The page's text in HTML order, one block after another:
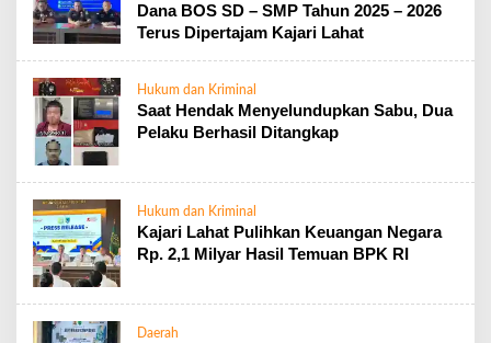
Dana BOS SD – SMP Tahun 2025 – 2026
Terus Dipertajam Kajari Lahat
Hukum dan Kriminal
Saat Hendak Menyelundupkan Sabu, Dua
Pelaku Berhasil Ditangkap
Hukum dan Kriminal
Kajari Lahat Pulihkan Keuangan Negara
Rp. 2,1 Milyar Hasil Temuan BPK RI
Daerah